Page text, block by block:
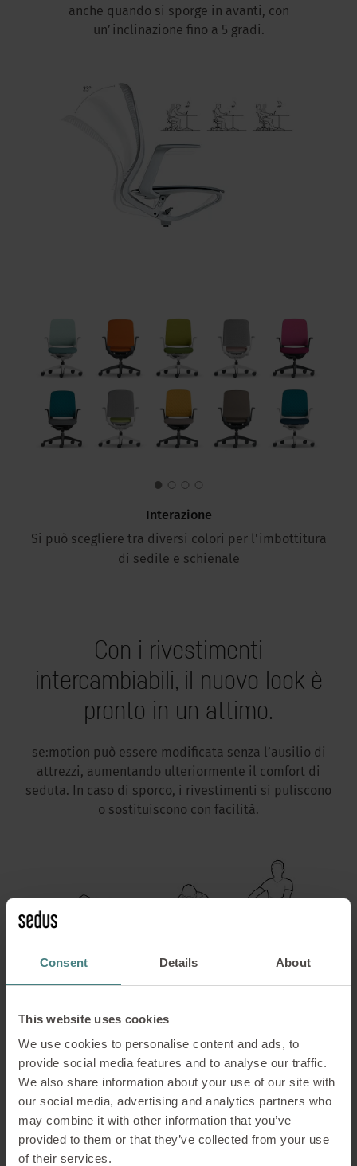
Consent Details About
This website uses cookies
We use cookies to personalise content and ads, to
provide social media features and to analyse our traffic.
We also share information about your use of our site with
our social media, advertising and analytics partners who
may combine it with other information that you’ve
provided to them or that they’ve collected from your use
of their services.
anche quando si sporge in avanti, con
un’inclinazione fino a 5 gradi.
Interazione
Si può scegliere tra diversi colori per l'imbottitura
di sedile e schienale
Con i rivestimenti
intercambiabili, il nuovo look è
pronto in un attimo.
se:motion può essere modificata senza l’ausilio di
attrezzi, aumentando ulteriormente il comfort di
seduta. In caso di sporco, i rivestimenti si puliscono
o sostituiscono con facilità.
Le imbottiture di sedile e schienale, disponibili
come optional, sono configurabili in modo
indipendente e possono essere